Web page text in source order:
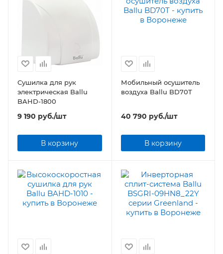
Сушилка для рук
электрическая Ballu
BAHD-1800
9 190 руб./шт
В корзину
Мобильный осушитель
воздуха Ballu BD70T
40 790 руб./шт
В корзину